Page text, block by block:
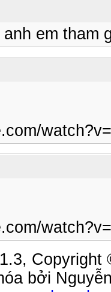
em tham
Copyright
bởi